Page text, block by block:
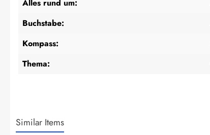
Alles rund um:
Buchstabe:
Kompass:
Thema:
Similar Items